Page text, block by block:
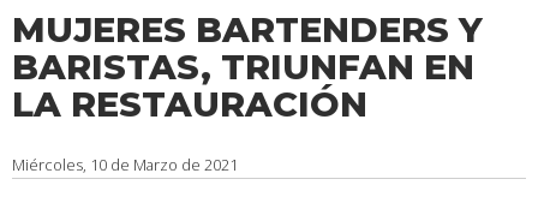
MUJERES BARTENDERS Y
BARISTAS, TRIUNFAN EN
LA RESTAURACIÓN
Miércoles, 10 de Marzo de 2021